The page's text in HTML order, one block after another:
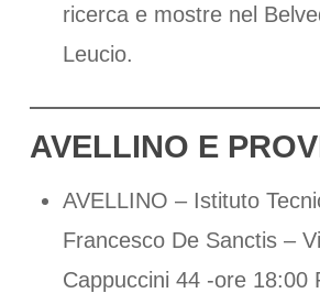
ricerca e mostre nel
Leucio.
AVELLINO E
AVELLINO – Istituto
Francesco De Sanctis –
Cappuccini 44 -ore 18:00